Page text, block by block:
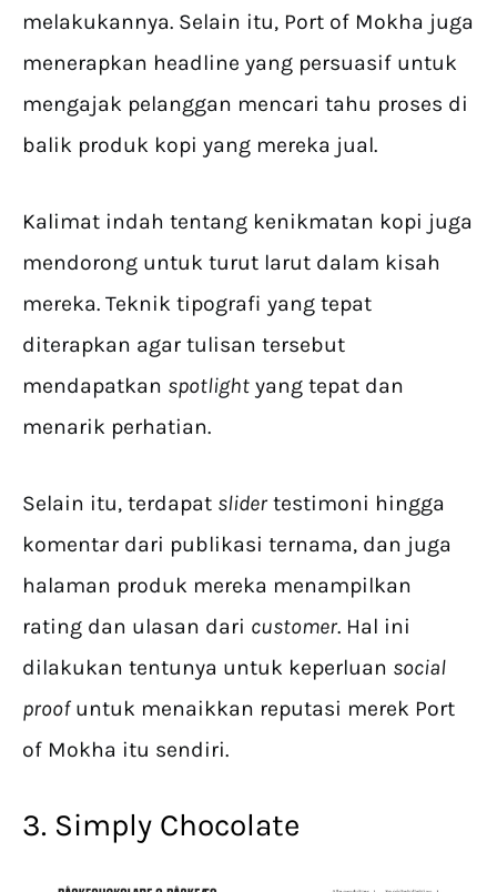
melakukannya. Selain itu, Port of Mokha juga
menerapkan headline yang persuasif untuk
mengajak pelanggan mencari tahu proses di
balik produk kopi yang mereka jual.
Kalimat indah tentang kenikmatan kopi juga
mendorong untuk turut larut dalam kisah
mereka. Teknik tipografi yang tepat
diterapkan agar tulisan tersebut
mendapatkan spotlight yang tepat dan
menarik perhatian.
Selain itu, terdapat slider testimoni hingga
komentar dari publikasi ternama, dan juga
halaman produk mereka menampilkan
rating dan ulasan dari customer. Hal ini
dilakukan tentunya untuk keperluan social
proofuntuk menaikkan reputasi merek Port
of Mokha itu sendiri.
3. Simply Chocolate